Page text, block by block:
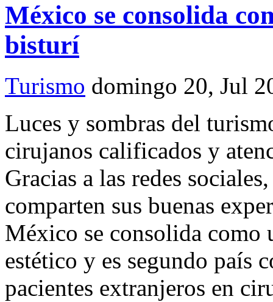
México se consolida
bisturí
Turismo domingo 20, Jul
Luces y sombras del
cirujanos calificados y
Gracias a las redes
comparten sus buenas
México se consolida como
estético y es segundo país
pacientes extranjeros en